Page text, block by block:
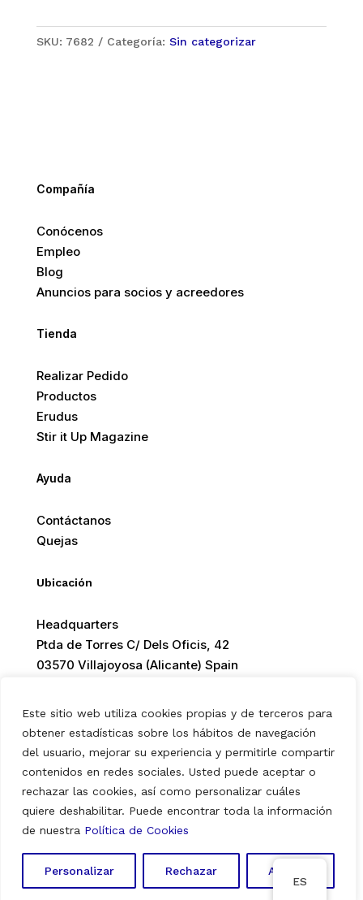
Este sitio web utiliza cookies propias y de terceros para
obtener estadísticas sobre los hábitos de navegación
del usuario, mejorar su experiencia y permitirle compartir
contenidos en redes sociales. Usted puede aceptar o
rechazar las cookies, así como personalizar cuáles
quiere deshabilitar. Puede encontrar toda la información
de nuestra Política de Cookies
Personalizar Rechazar Aceptar
SKU: 7682 Categoría: Sin categorizar
Compañía
Conócenos
Empleo
Blog
Anuncios para socios y acreedores
Tienda
Realizar Pedido
Productos
Erudus
Stir it Up Magazine
Ayuda
Contáctanos
Quejas
Ubicación
Headquarters
Ptda de Torres C/ Dels Oficis, 42
03570 Villajoyosa (Alicante) Spain
© 2026 Europ Foods. All rights reserved.
Aviso Legal|Política de Privacidad
ES